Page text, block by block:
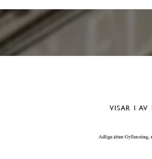
VISAR 1 AV